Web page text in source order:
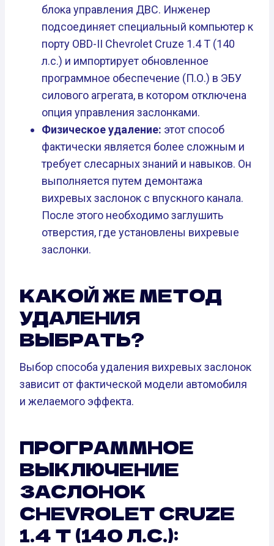
блока управления ДВС. Инженер
подсоединяет специальный компьютер к
порту OBD-II Chevrolet Cruze 1.4 T (140
л.с.) и импортирует обновленное
программное обеспечение (П.О.) в ЭБУ
силового агрегата, в котором отключена
опция управления заслонками.
Физическое удаление: этот способ
фактически является более сложным и
требует слесарных знаний и навыков. Он
выполняется путем демонтажа
вихревых заслонок с впускного канала.
После этого необходимо заглушить
отверстия, где установлены вихревые
заслонки.
КАКОЙ ЖЕ МЕТОД
УДАЛЕНИЯ
ВЫБРАТЬ?
Выбор способа удаления вихревых заслонок
зависит от фактической модели автомобиля
и желаемого эффекта.
ПРОГРАММНОЕ
ВЫКЛЮЧЕНИЕ
ЗАСЛОНОК
CHEVROLET CRUZE
1.4 T (140 Л.С.):